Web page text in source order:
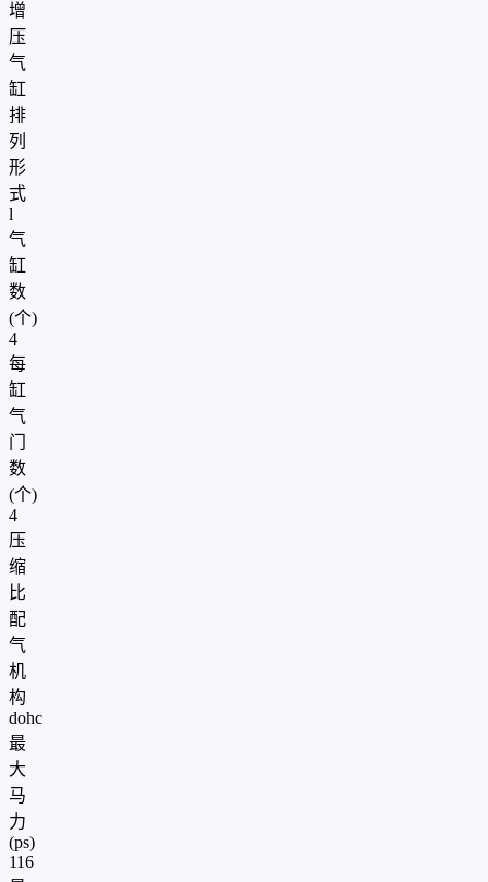
增
压
气
缸
排
列
形
式
l
气
缸
数
(个)
4
每
缸
气
门
数
(个)
4
压
缩
比
配
气
机
构
dohc
最
大
马
力
(ps)
116